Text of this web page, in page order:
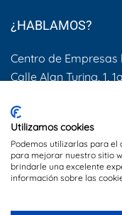
¿HABLAMOS?
Centro de Empresas
Calle Alan Turing, 1,
600 505 083
info@dynamis.es
Utilizamos cookies
Podemos utilizarlas para el
para mejorar nuestro sitio
brindarle una excelente
información sobre las